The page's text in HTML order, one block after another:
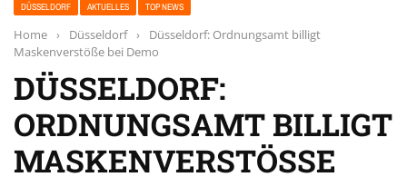
DÜSSELDORF AKTUELLES TOP NEWS
Home › Düsseldorf ›
Düsseldorf: Ordnungsamt billigt
Maskenverstöße bei Demo
DÜSSELDORF:
ORDNUNGSAMT BILLIGT
MASKENVERSTÖSSE B